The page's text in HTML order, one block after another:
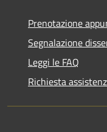
Prenotazione
Segnalazione
Leggi le FAQ
Richiesta